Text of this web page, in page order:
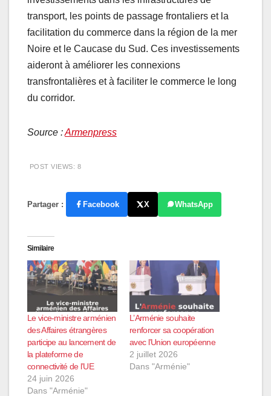
transport, les points de passage frontaliers et la
facilitation du commerce dans la région de la mer
Noire et le Caucase du Sud. Ces investissements
aideront à améliorer les connexions
transfrontalières et à faciliter le commerce le long
du corridor.
Source :Armenpress
POST VIEWS: 8
Partager : Facebook X WhatsApp
Similaire
Le vice-ministre arménien
des Affaires étrangères
participe au lancement de
la plateforme de
connectivité de l’UE
24 juin 2026
Dans "Arménie"
L’Arménie souhaite
renforcer sa coopération
avec l’Union européenne
2 juillet 2026
Dans "Arménie"